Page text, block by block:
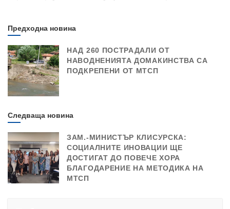
Предходна новина
НАД 260 ПОСТРАДАЛИ ОТ
НАВОДНЕНИЯТА ДОМАКИНСТВА СА
ПОДКРЕПЕНИ ОТ МТСП
Следваща новина
ЗАМ.-МИНИСТЪР КЛИСУРСКА:
СОЦИАЛНИТЕ ИНОВАЦИИ ЩЕ
ДОСТИГАТ ДО ПОВЕЧЕ ХОРА
БЛАГОДАРЕНИЕ НА МЕТОДИКА НА
МТСП